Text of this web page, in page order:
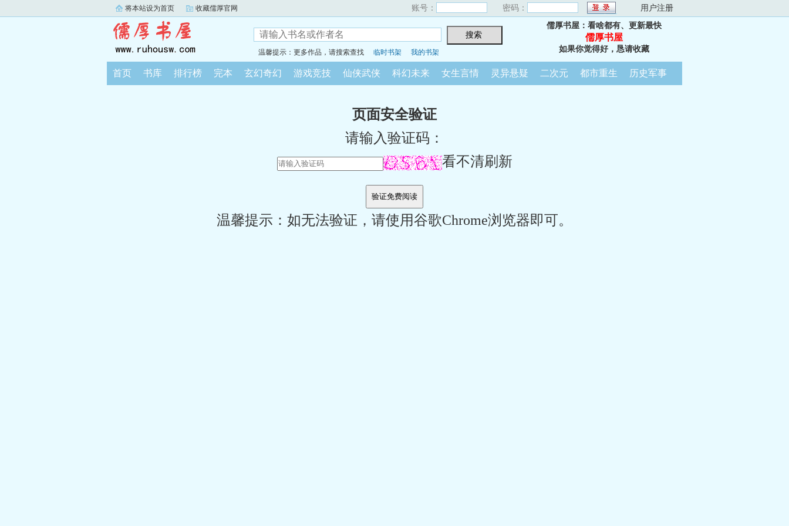
将本站设为首页 收藏儒厚官网 账号： 密码： 用户注册
温馨提示：更多作品，请搜索查找 临时书架 我的书架
儒厚书屋：看啥都有、更新最快
儒厚书屋
如果你觉得好，恳请收藏
首页 书库 排行榜 完本 玄幻奇幻 游戏竞技 仙侠武侠 科幻未来 女生言情 灵异悬疑 二次元 都市重生 历史军事
页面安全验证
请输入验证码：
看不清刷新
温馨提示：如无法验证，请使用谷歌Chrome浏览器即可。